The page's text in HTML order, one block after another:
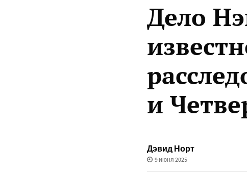
Дело
и
Дэвид Норт
9 июня 2025